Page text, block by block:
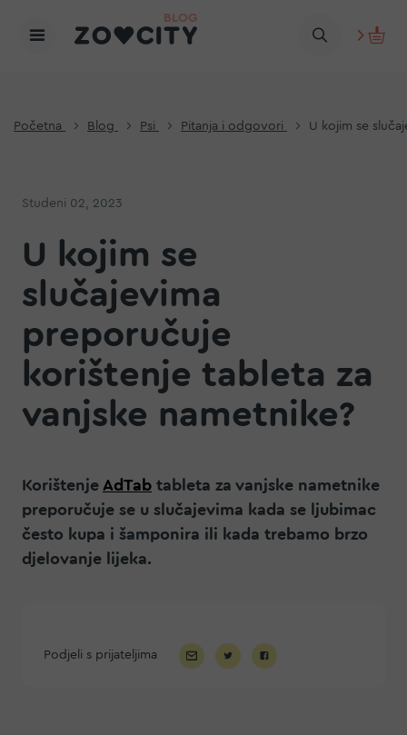
Početna Blog Psi Pitanja i odgovori U kojim se
Studeni 02, 2023
U kojim se
slučajevima
preporučuje
korištenje tableta za
vanjske nametnike?
Korištenje AdTab tableta za vanjske nametnike
preporučuje se u slučajevima kada se ljubimac
često kupa i šamponira ili kada trebamo brzo
djelovanje lijeka.
Podjeli s prijateljima